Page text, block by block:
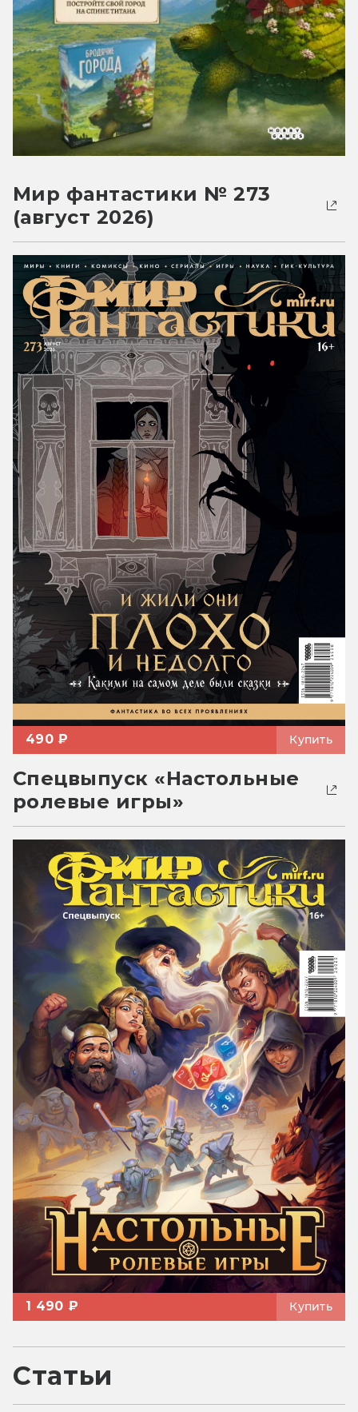
Мир фантастики № 273
(август 2026)
490 ₽ Купить
Спецвыпуск «Настольные
ролевые игры»
1 490 ₽ Купить
Статьи